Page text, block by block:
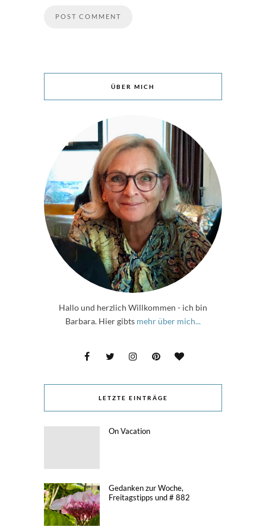
ÜBER MICH
Hallo und herzlich Willkommen - ich bin
Barbara. Hier gibts mehr über mich...
LETZTE EINTRÄGE
On Vacation
Gedanken zur Woche,
Freitagstipps und # 882